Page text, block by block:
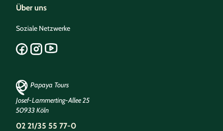
Über uns
Soziale Netzwerke
Papaya Tours
Josef-Lammerting-Allee 25
50933 Köln
02 21/35 55 77-0